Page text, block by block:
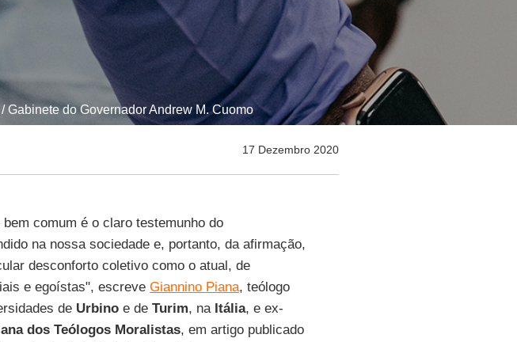
do Governador Andrew M. Cuomo
17 Dezembro 2020
comum é o claro testemunho do
na nossa sociedade e, portanto, da afirmação,
desconforto coletivo como o atual, de
e egoístas", escreve Giannino Piana, teólogo
de Urbinoe de Turim, na Itália, e ex-
dos Teólogos Moralistas, em artigo publicado